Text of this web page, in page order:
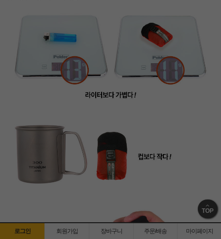
TOP
로그인 회원가입 장바구니 주문/배송 마이페이지